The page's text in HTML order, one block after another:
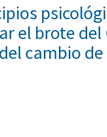
el brote del
cambio